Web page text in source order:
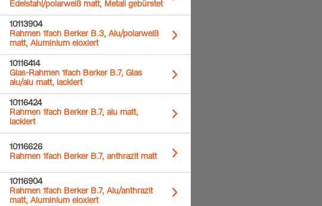
Edelstahl/polarweiß matt, Metall gebürstet
10113904
Rahmen 1fach Berker B.3, Alu/polarweiß
matt, Aluminium eloxiert
10116414
Glas-Rahmen 1fach Berker B.7, Glas
alu/alu matt, lackiert
10116424
Rahmen 1fach Berker B.7, alu matt,
lackiert
10116626
Rahmen 1fach Berker B.7, anthrazit matt
10116904
Rahmen 1fach Berker B.7, Alu/anthrazit
matt, Aluminium eloxiert